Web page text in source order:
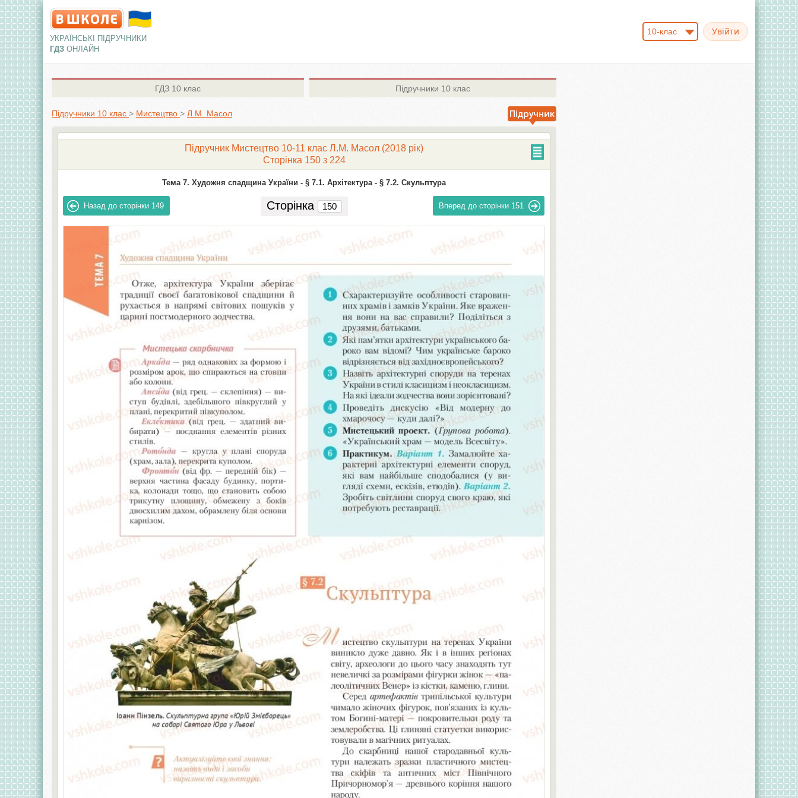
УКРАЇНСЬКІ ПІДРУЧНИКИ
ГДЗ ОНЛАЙН
10-клас
ГДЗ 10 клас Підручники 10 клас
Підручники 10 клас > Мистецтво > Л.М. Масол
Підручник Мистецтво 10-11 клас Л.М. Масол (2018 рік)
Сторінка 150 з 224
Тема 7. Художня спадщина України - § 7.1. Архітектура - § 7.2. Скульптура
Назад до сторінки 149 Сторінка Вперед до сторінки 151